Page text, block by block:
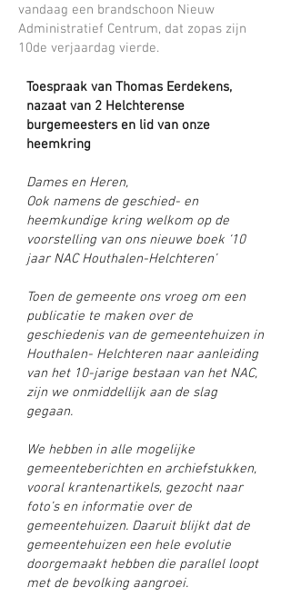
vandaag een brandschoon Nieuw
Administratief Centrum, dat zopas zijn
10de verjaardag vierde.
Toespraak van Thomas Eerdekens,
nazaat van 2 Helchterense
burgemeesters en lid van onze
heemkring
Dames en Heren,
Ook namens de geschied- en
heemkundige kring welkom op de
voorstelling van ons nieuwe boek ‘10
jaar NAC Houthalen-Helchteren’
Toen de gemeente ons vroeg om een
publicatie te maken over de
geschiedenis van de gemeentehuizen in
Houthalen- Helchteren naar aanleiding
van het 10-jarige bestaan van het NAC,
zijn we onmiddellijk aan de slag
gegaan.
We hebben in alle mogelijke
gemeenteberichten en archiefstukken,
vooral krantenartikels, gezocht naar
foto’s en informatie over de
gemeentehuizen. Daaruit blijkt dat de
gemeentehuizen een hele evolutie
doorgemaakt hebben die parallel loopt
met de bevolking aangroei.